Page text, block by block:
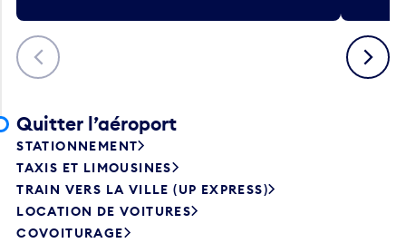
Précédent Suivant
Quitter l’aéroport
STATIONNEMENT
TAXIS ET LIMOUSINES
TRAIN VERS LA VILLE (UP EXPRESS)
LOCATION DE VOITURES
COVOITURAGE